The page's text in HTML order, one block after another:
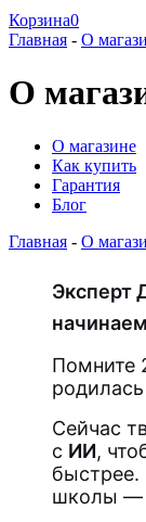
Корзина0
Главная - О
О
О магазине
Как купить
Гарантия
Блог
Главная - О
Эксперт
Помните
Сейчас
с ИИ,
быстрее.
школы —